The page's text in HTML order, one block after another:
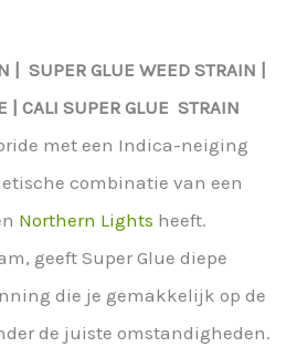
| SUPER GLUE WEED STRAIN |
| CALI SUPER GLUE STRAIN
met een Indica-neiging
combinatie van een
Northern Lights heeft.
geeft Super Glue diepe
die je gemakkelijk op de
de juiste omstandigheden.